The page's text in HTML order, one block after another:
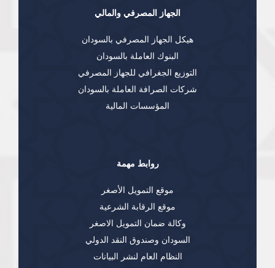
الجهاز المصرفي والمالي
هيكل الجهاز المصرفي بالسودان
البنوك العاملة بالسودان
التوزيع الجغرافي للجهاز المصرفي
شركات الصرافة العاملة بالسودان
المؤسسات المالية
روابط مهمة
موقع التمويل الأصغر
موقع الرقابة الشرعية
وكالة ضمان التمويل الاصغر
السودان وصندوق النقد الدولي
النظام العام لنشر البيانات